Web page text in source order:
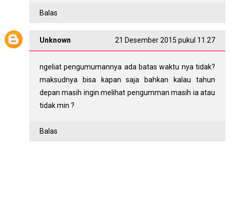
Balas
Unknown 21 Desember 2015 pukul 11.27
ngeliat pengumumannya ada batas waktu nya tidak?
maksudnya bisa kapan saja bahkan kalau tahun
depan masih ingin melihat pengumman masih ia atau
tidak min ?
Balas